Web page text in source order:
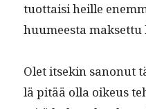
tuot­taisi heille
huumeesta mak­set­tu
Olet itsekin sanonut
lä pitää olla oikeus